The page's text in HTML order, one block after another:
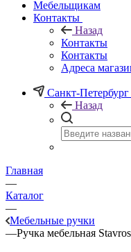
Мебельщикам
Контакты
Назад
Контакты
Контакты
Адреса
Санкт-Петербург
Назад
Главная
—
Каталог
—
Мебельные ручки
—Ручка мебельная